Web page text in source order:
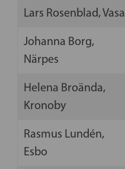
Lars Rosenblad, Vasa
Johanna Borg,
Närpes
Helena Broända,
Kronoby
Rasmus Lundén,
Esbo